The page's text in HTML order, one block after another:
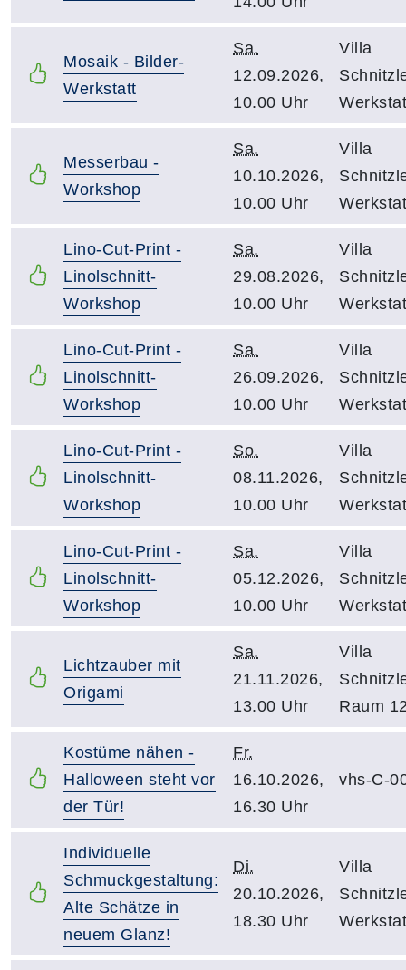
Mosaik - Bilder-
Werkstatt
Sa.
12.09.2026,
10.00 Uhr
Villa
Messerbau -
Workshop
Sa.
10.10.2026,
10.00 Uhr
Villa
Lino-Cut-Print -
Linolschnitt-
Workshop
Sa.
29.08.2026,
10.00 Uhr
Villa
Lino-Cut-Print -
Linolschnitt-
Workshop
Sa.
26.09.2026,
10.00 Uhr
Villa
Lino-Cut-Print -
Linolschnitt-
Workshop
So.
08.11.2026,
10.00 Uhr
Villa
Lino-Cut-Print -
Linolschnitt-
Workshop
Sa.
05.12.2026,
10.00 Uhr
Villa
Lichtzauber mit
Origami
Sa.
21.11.2026,
13.00 Uhr
Villa
Raum
Kostüme nähen -
Halloween steht vor
der Tür!
Fr.
16.10.2026,
16.30 Uhr
vhs-C-
Individuelle
Schmuckgestaltung:
Alte Schätze in
neuem Glanz!
Di.
20.10.2026,
18.30 Uhr
Villa